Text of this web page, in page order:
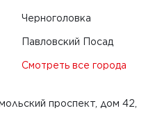
Черноголовка
Павловский Посад
Смотреть все города
проспект, дом 42,